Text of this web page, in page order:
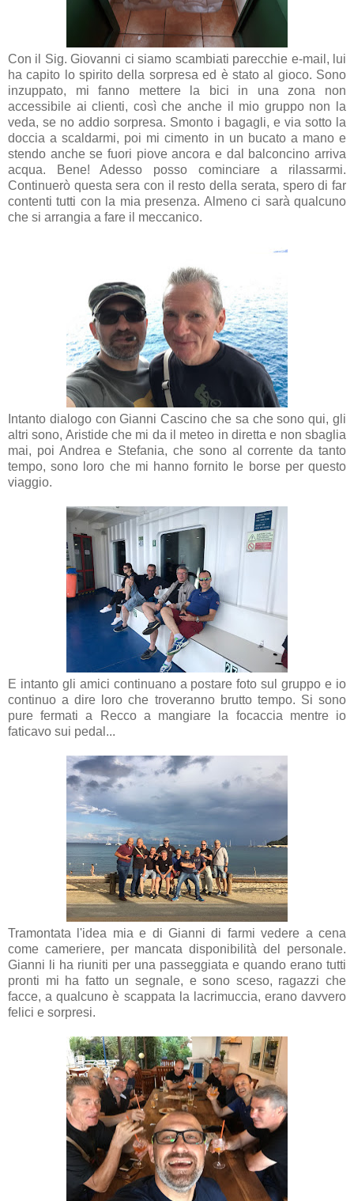
Con il Sig. Giovanni ci siamo scambiati parecchie e-mail, lui
ha capito lo spirito della sorpresa ed è stato al gioco. Sono
inzuppato, mi fanno mettere la bici in una zona non
accessibile ai clienti, così che anche il mio gruppo non la
veda, se no addio sorpresa. Smonto i bagagli, e via sotto la
doccia a scaldarmi, poi mi cimento in un bucato a mano e
stendo anche se fuori piove ancora e dal balconcino arriva
acqua. Bene! Adesso posso cominciare a rilassarmi.
Continuerò questa sera con il resto della serata, spero di far
contenti tutti con la mia presenza. Almeno ci sarà qualcuno
che si arrangia a fare il meccanico.
Intanto dialogo con Gianni Cascino che sa che sono qui, gli
altri sono, Aristide che mi da il meteo in diretta e non sbaglia
mai, poi Andrea e Stefania, che sono al corrente da tanto
tempo, sono loro che mi hanno fornito le borse per questo
viaggio.
E intanto gli amici continuano a postare foto sul gruppo e io
continuo a dire loro che troveranno brutto tempo. Si sono
pure fermati a Recco a mangiare la focaccia mentre io
faticavo sui pedal...
Tramontata l'idea mia e di Gianni di farmi vedere a cena
come cameriere, per mancata disponibilità del personale.
Gianni li ha riuniti per una passeggiata e quando erano tutti
pronti mi ha fatto un segnale, e sono sceso, ragazzi che
facce, a qualcuno è scappata la lacrimuccia, erano davvero
felici e sorpresi.